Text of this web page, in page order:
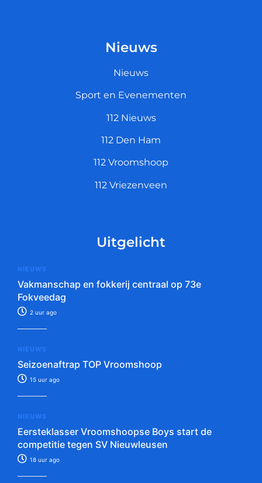
Nieuws
Nieuws
Sport en Evenementen
112 Nieuws
112 Den Ham
112 Vroomshoop
112 Vriezenveen
Uitgelicht
NIEUWS
Vakmanschap en fokkerij centraal op 73e
Fokveedag
2 uur ago
NIEUWS
Seizoenaftrap TOP Vroomshoop
15 uur ago
NIEUWS
Eersteklasser Vroomshoopse Boys start de
competitie tegen SV Nieuwleusen
18 uur ago